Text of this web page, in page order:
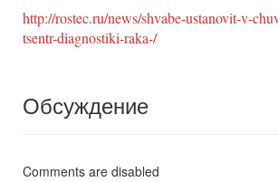
http://rostec.ru/news/shvabe-ustanovit-v-
tsentr-diagnostiki-raka-/
Обсуждение
Comments are disabled